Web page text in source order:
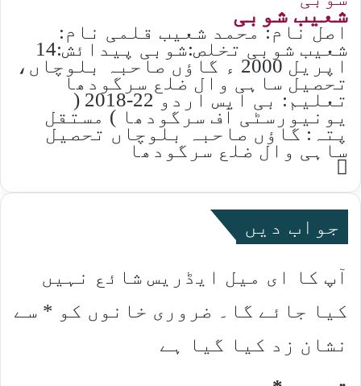
شعیب شوبی
اصل نام: محمد شعیب قلمی نام:
شعیب شوبی تخلص:شوبی پیدائش:14
اپریل 2000 ء گاؤں صاحبہ بلوچاں،
تحصیل ساہی وال ضلع سرگودھا
تعلیم: بی ایس اردو 22-2018 (
یونیورسٹی آف سرگودھا ) مستقل
پتہ: گاؤں صاحبہ بلوچاں تحصیل
ساہی وال ضلع سرگودھا
Website
جواب دیں
آپ کا ای میل ایڈریس شائع نہیں
کیا جائے گا۔
ضروری خانوں کو * سے
نشان زد کیا گیا ہے